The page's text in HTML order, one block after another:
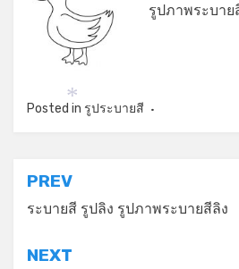
รูปภาพระบาย
Posted in รูประบายสี
แนะแนว
เรื่อง
PREV
ระบายสี รูปลิง รูปภาพระบายสีลิง
NEXT
*